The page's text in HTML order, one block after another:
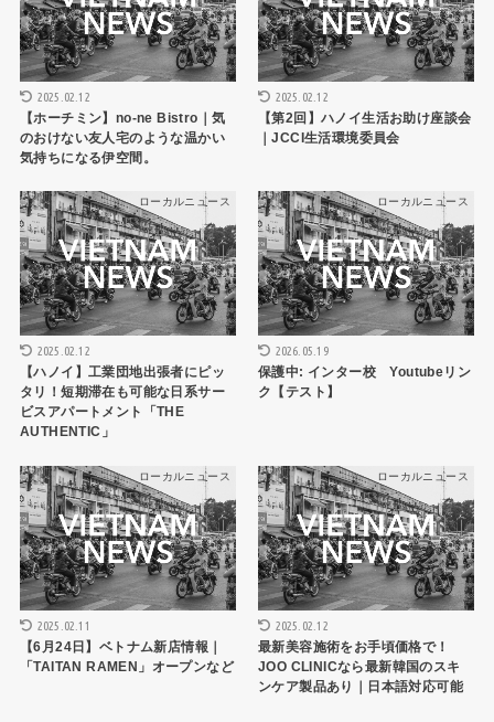
2025.02.12
【ホーチミン】no-ne Bistro｜気
のおけない友人宅のような温かい
気持ちになる伊空間。
2025.02.12
【第2回】ハノイ生活お助け座談会
｜JCCI生活環境委員会
ローカルニュース
2025.02.12
【ハノイ】工業団地出張者にピッ
タリ！短期滞在も可能な日系サー
ビスアパートメント「THE
AUTHENTIC」
ローカルニュース
2026.05.19
保護中: インター校 Youtubeリン
ク【テスト】
ローカルニュース
2025.02.11
【6月24日】ベトナム新店情報｜
「TAITAN RAMEN」オープンなど
ローカルニュース
2025.02.12
最新美容施術をお手頃価格で！
JOO CLINICなら最新韓国のスキ
ンケア製品あり｜日本語対応可能